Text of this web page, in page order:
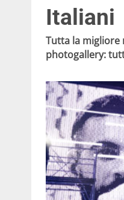
Italiani
Tutta la migliore
photogallery: